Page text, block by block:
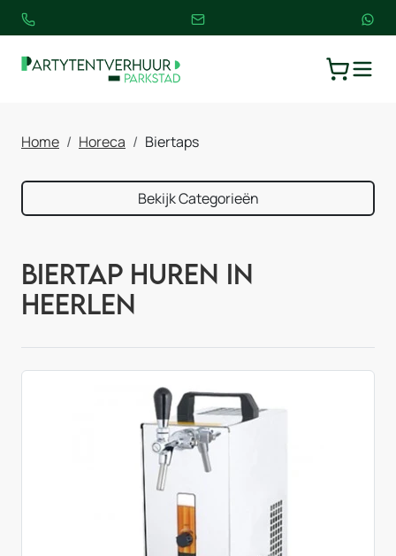
Home Horeca Biertaps
Bekijk Categorieën
Biertap huren in
Heerlen